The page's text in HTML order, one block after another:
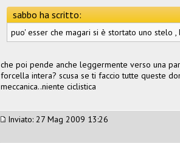
sabbo ha scritto:
puo' esser che magari si è stortato uno
che poi pende anche leggermente verso una
forcella intera? scusa se ti faccio tutte queste
meccanica..niente ciclistica
Inviato: 27 Mag 2009 13:26